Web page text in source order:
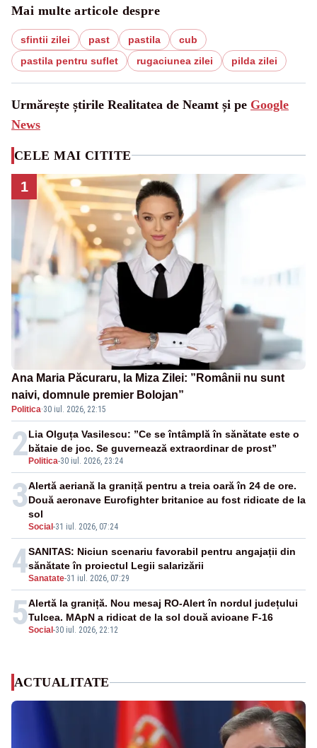
Mai multe articole despre
sfintii zilei past pastila
cub
pastila pentru suflet
rugaciunea zilei pilda zilei
Urmărește știrile Realitatea de Neamt și pe Google
News
CELE MAI CITITE
1
Ana Maria Păcuraru, la Miza Zilei: ”Românii nu sunt
naivi, domnule premier Bolojan”
Politica·30 iul. 2026, 22:15
2 Politica-30 iul. 2026, 23:24
Lia Olguța Vasilescu: ”Ce se întâmplă în sănătate este o
bătaie de joc. Se guvernează extraordinar de prost”
3
Social -31 iul. 2026, 07:24
Alertă aeriană la graniță pentru a treia oară în 24 de ore.
Două aeronave Eurofighter britanice au fost ridicate de la
sol
4Sanatate-31 iul. 2026, 07:29
SANITAS: Niciun scenariu favorabil pentru angajații din
sănătate în proiectul Legii salarizării
5Social -30 iul. 2026, 22:12
Alertă la graniță. Nou mesaj RO-Alert în nordul județului
Tulcea. MApN a ridicat de la sol două avioane F-16
ACTUALITATE